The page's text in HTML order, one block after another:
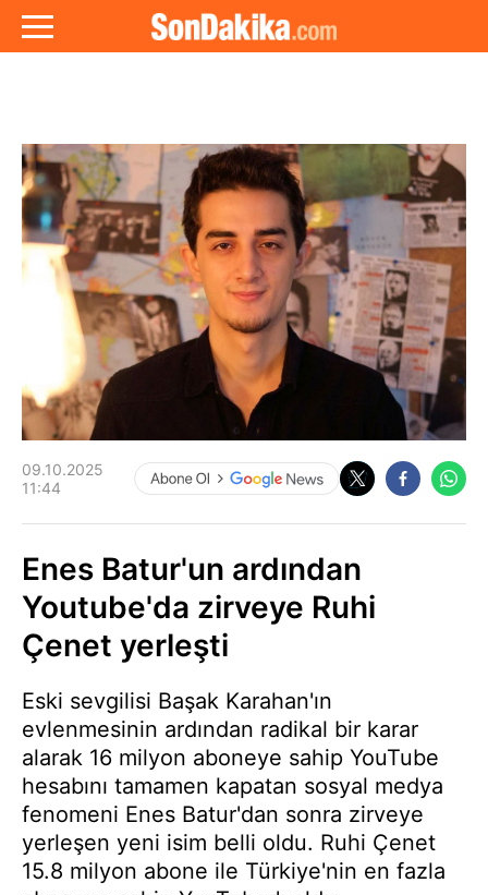
09.10.2025
11:44
Enes Batur'un ardından
Youtube'da zirveye Ruhi
Çenet yerleşti
Eski sevgilisi Başak Karahan'ın
evlenmesinin ardından radikal bir karar
alarak 16 milyon aboneye sahip YouTube
hesabını tamamen kapatan sosyal medya
fenomeni Enes Batur'dan sonra zirveye
yerleşen yeni isim belli oldu. Ruhi Çenet
15.8 milyon abone ile Türkiye'nin en fazla